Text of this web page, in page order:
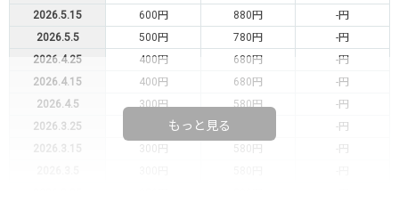
2026.5.15
600円 880円
-円
2026.5.5
500円 780円
-円
2026.4.25
400円 680円
-円
2026.4.15
400円 680円
-円
2026.4.5
300円 580円
-円
2026.3.25
-円
2026.3.15
300円 580円
-円
もっと見る